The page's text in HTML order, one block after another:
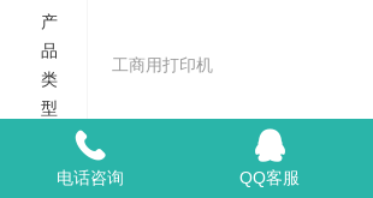
产
品
类
型
工商用打印机
8点/mm
电话咨询 QQ客服